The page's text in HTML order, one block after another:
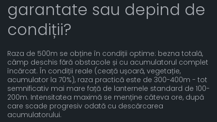
garantate sau depind de
condiții?
Raza de 500m se obține în condiții optime: bezna totală,
câmp deschis fără obstacole și cu acumulatorul complet
încărcat. În condiții reale (ceață ușoară, vegetație,
acumulator la 70%), raza practică este de 300-400m - tot
semnificativ mai mare față de lanternele standard de 100-
200m. Intensitatea maximă se menține câteva ore, după
care scade progresiv odată cu descărcarea
acumulatorului.